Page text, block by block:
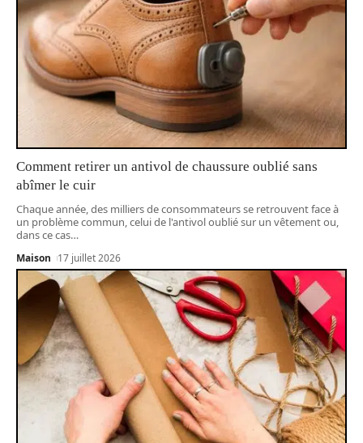
Comment retirer un antivol de chaussure oublié sans
abîmer le cuir
Chaque année, des milliers de consommateurs se retrouvent face à
un problème commun, celui de l'antivol oublié sur un vêtement ou,
dans ce cas…
Maison 17 juillet 2026